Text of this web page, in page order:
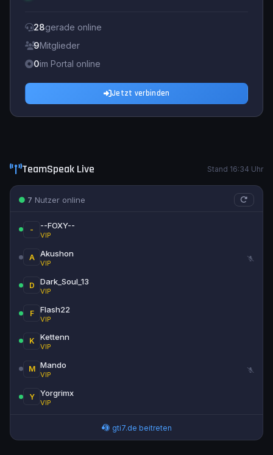
28gerade online
9Mitglieder
0im Portal online
Jetzt verbinden
TeamSpeak Live Stand 16:34 Uhr
7 Nutzer online
- --FOXY--
VIP
A Akushon
VIP
D Dark_Soul_13
VIP
F Flash22
VIP
K Kettenn
VIP
M Mando
VIP
Y Yorgrimx
VIP
gti7.de beitreten